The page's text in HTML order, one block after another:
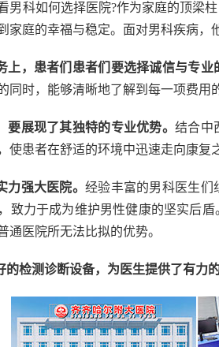
科如何选择医院?作为家庭的顶梁柱
家庭的幸福与稳定。面对男科疾病，
，患者们患者们要选择诚信与专业
同时，能够清晰地了解到每一项费用
要展现了其独特的专业优势。结合中
使患者在舒适的环境中迅速走向康复
力强大医院。经验丰富的男科医生们
致力于成为维护男性健康的坚实后
通医院所无法比拟的优势。
检测诊断设备，为医生提供了有力的